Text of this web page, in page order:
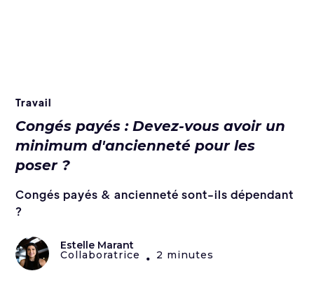
Travail
Congés payés : Devez-vous avoir un
minimum d'ancienneté pour les
poser ?
Congés payés & ancienneté sont-ils dépendant
?
Estelle Marant
Collaboratrice • 2 minutes